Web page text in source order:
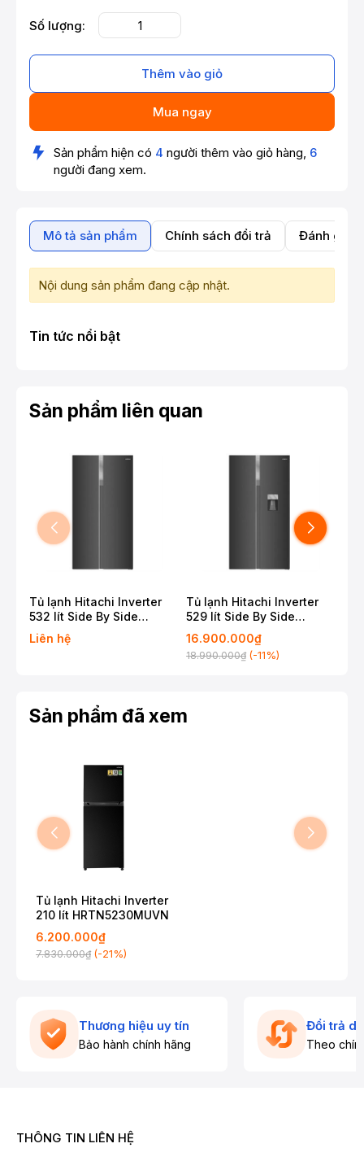
Số lượng:
Thêm vào giỏ
Mua ngay
Sản phẩm hiện có 4 người thêm vào giỏ hàng, 6
người đang xem.
Mô tả sản phẩm Chính sách đổi trả Đánh giá
Nội dung sản phẩm đang cập nhật.
Tin tức nổi bật
Sản phẩm liên quan
Tủ lạnh Hitachi Inverter
532 lít Side By Side
HRSN9563DDXVN
Liên hệ
Tủ lạnh Hitachi Inverter
529 lít Side By Side
HRSN9563DWDXVN
16.900.000₫
18.990.000₫ (-11%)
Sản phẩm đã xem
Tủ lạnh Hitachi Inverter
210 lít HRTN5230MUVN
6.200.000₫
7.830.000₫ (-21%)
Thương hiệu uy tín
Bảo hành chính hãng
Đổi trả
Theo
THÔNG TIN LIÊN HỆ